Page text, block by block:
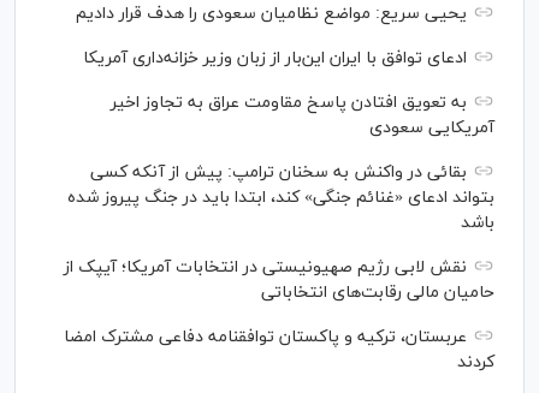
یحیی سریع: مواضع نظامیان سعودی را هدف قرار دادیم
ادعای توافق با ایران این‌بار از زبان وزیر خزانه‌داری آمریکا
به تعویق افتادن پاسخ مقاومت عراق به تجاوز اخیر
آمریکایی سعودی
بقائی در واکنش به سخنان ترامپ: پیش از آنکه کسی
بتواند ادعای «غنائم جنگی» کند، ابتدا باید در جنگ پیروز شده
باشد
نقش لابی رژیم صهیونیستی در انتخابات آمریکا؛ آیپک از
حامیان مالی رقابت‌های انتخاباتی
عربستان، ترکیه و پاکستان توافقنامه دفاعی مشترک امضا
کردند